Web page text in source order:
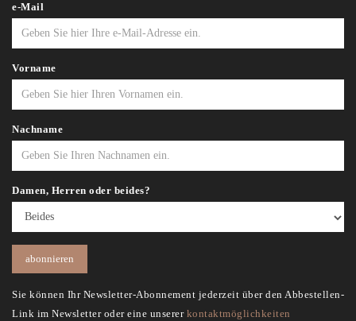
e-Mail
Vorname
Nachname
Damen, Herren oder beides?
Sie können Ihr Newsletter-Abonnement jederzeit über den Abbestellen-
Link im Newsletter oder eine unserer kontaktmöglichkeiten